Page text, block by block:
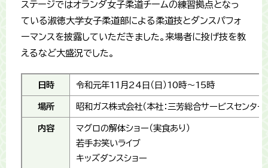
ステージではオランダ女子柔道チームの練習拠点となっ
ている淑徳大学女子柔道部による柔道技とダンスパフォ
ーマンスを披露していただきました。来場者に投げ技を教
えるなど大盛況でした。
日時 令和元年11月24日（日）10時～15時
場所 昭和ガス株式会社（本社：三芳総合サービスセンター
内容
マグロの解体ショー（実食あり）
若手お笑いライブ
キッズダンスショー